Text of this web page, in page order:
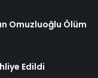
Omuzluoğlu Ölüm
Edildi